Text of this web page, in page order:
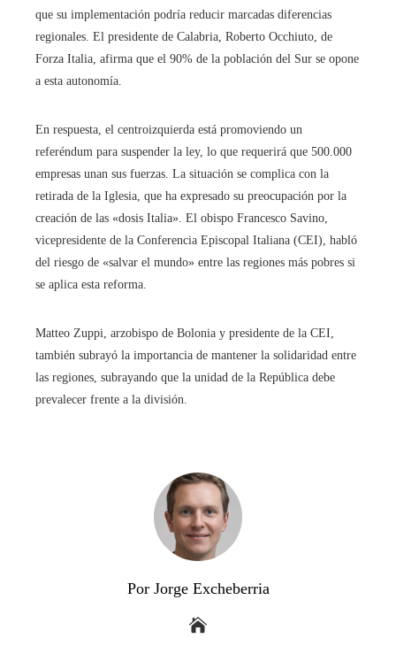
que su implementación podría reducir marcadas diferencias
regionales. El presidente de Calabria, Roberto Occhiuto, de
Forza Italia, afirma que el 90% de la población del Sur se opone
a esta autonomía.
En respuesta, el centroizquierda está promoviendo un
referéndum para suspender la ley, lo que requerirá que 500.000
empresas unan sus fuerzas. La situación se complica con la
retirada de la Iglesia, que ha expresado su preocupación por la
creación de las «dosis Italia». El obispo Francesco Savino,
vicepresidente de la Conferencia Episcopal Italiana (CEI), habló
del riesgo de «salvar el mundo» entre las regiones más pobres si
se aplica esta reforma.
Matteo Zuppi, arzobispo de Bolonia y presidente de la CEI,
también subrayó la importancia de mantener la solidaridad entre
las regiones, subrayando que la unidad de la República debe
prevalecer frente a la división.
Por Jorge Excheberria